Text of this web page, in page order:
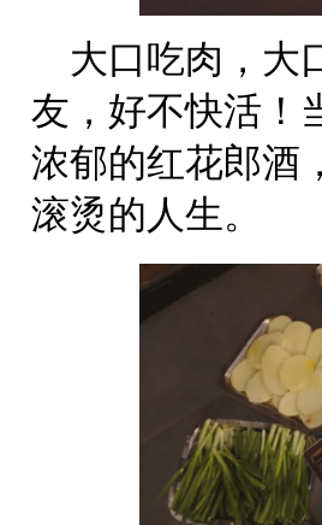
大口吃肉，大
友，好不快活！
浓郁的红花郎酒
滚烫的人生。